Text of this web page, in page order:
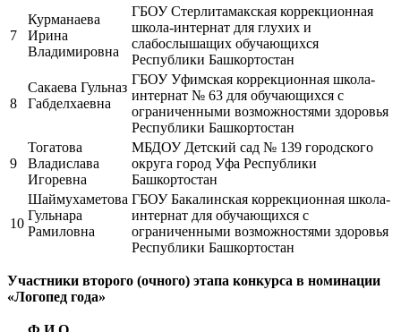
7
Курманаева
Ирина
Владимировна
ГБОУ Стерлитамакская коррекционная
школа-интернат для глухих и
слабослышащих обучающихся
Республики Башкортостан
8
Сакаева Гульназ
Габделхаевна
ГБОУ Уфимская коррекционная школа-
интернат № 63 для обучающихся с
ограниченными возможностями здоровья
Республики Башкортостан
9
Тогатова
Владислава
Игоревна
МБДОУ Детский сад № 139 городского
округа город Уфа Республики
Башкортостан
10
Шаймухаметова
Гульнара
Рамиловна
ГБОУ Бакалинская коррекционная школа-
интернат для обучающихся с
ограниченными возможностями здоровья
Республики Башкортостан
Участники второго (очного) этапа конкурса в номинации
«Логопед года»